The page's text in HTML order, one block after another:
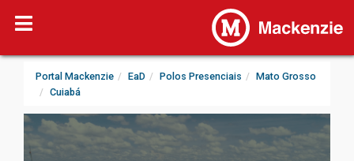
Portal Mackenzie EaD Polos Presenciais
Mato Grosso
Cuiabá